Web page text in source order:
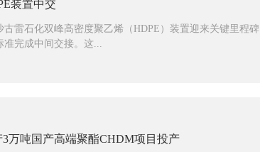
装置中交
古雷石化双峰高密度聚乙烯（HDPE）装置迎来关键里程碑
完成中间交接。这...
万吨国产高端聚酯CHDM项目投产